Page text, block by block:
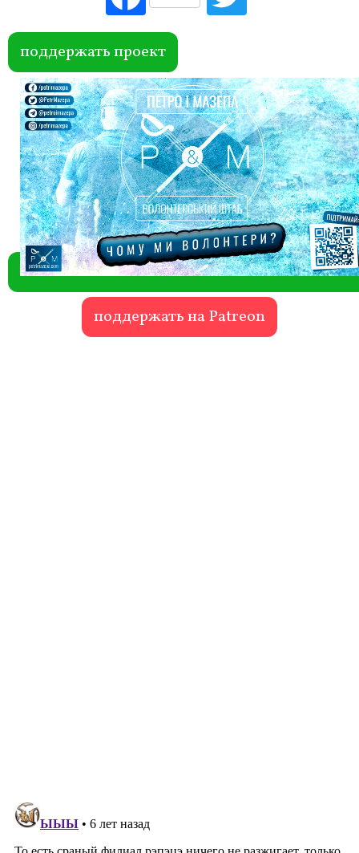
ebo
ok
поддержать проект
поддержать на Patreon